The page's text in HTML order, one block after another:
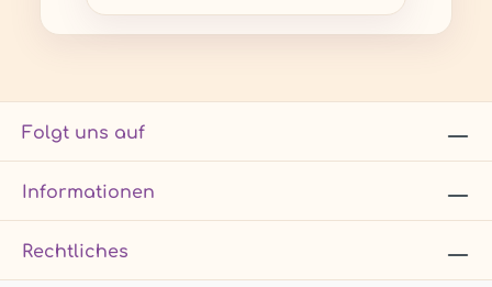
Folgt uns auf
Informationen
Rechtliches